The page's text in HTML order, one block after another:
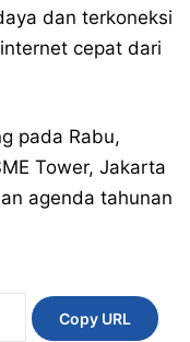
dan terkoneksi
cepat dari
pada Rabu,
Tower, Jakarta
agenda tahunan
Copy URL